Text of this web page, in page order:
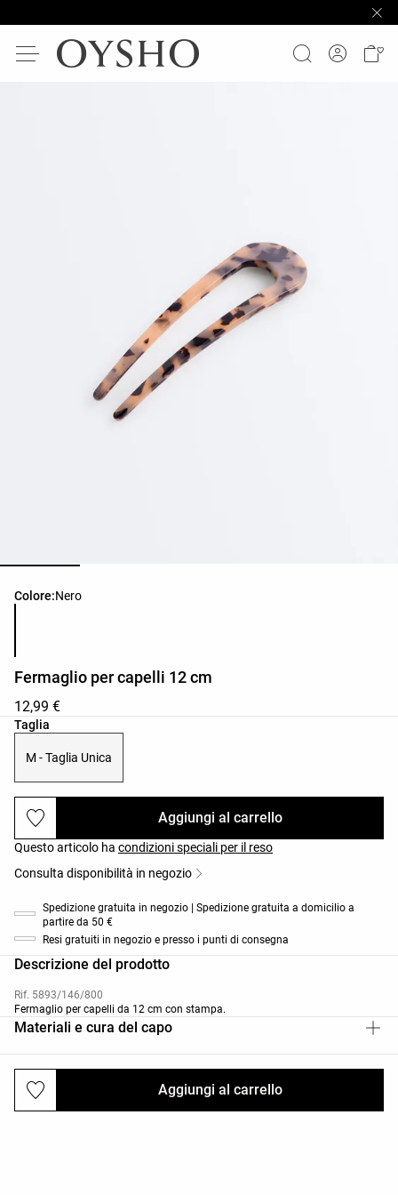
Colore:Nero
Elenco dei colori del prodotto
Fermaglio per capelli 12 cm
12,99 €
Taglia
Elenco delle taglie del prodotto
M - Taglia Unica
Aggiungi al carrello
Aggiungi al carrello
Questo articolo ha condizioni speciali per il reso
Consulta disponibilità in negozio
Spedizione gratuita in negozio | Spedizione gratuita a domicilio a
partire da 50 €
Resi gratuiti in negozio e presso i punti di consegna
Descrizione del prodotto
Rif. 5893/146/800
Fermaglio per capelli da 12 cm con stampa.
Materiali e cura del capo
Spedizioni e resi